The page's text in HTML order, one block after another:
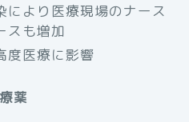
により医療現場のナース
スも増加
度医療に影響
薬